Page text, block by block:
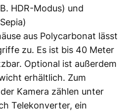
HDR-Modus) und
aus Polycarbonat lässt
zu. Es ist bis 40 Meter
Optional ist außerdem
erhältlich. Zum
Kamera zählen unter
Telekonverter, ein